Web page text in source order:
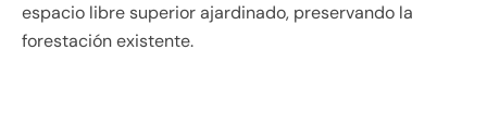
espacio libre superior ajardinado, preservando la
forestación existente.